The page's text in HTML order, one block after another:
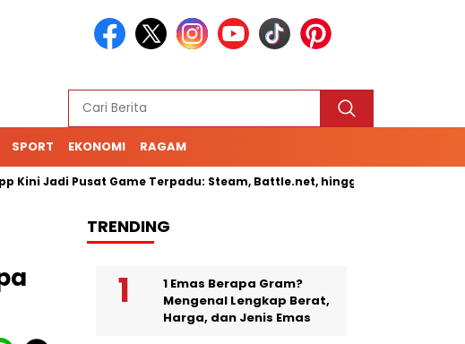
SPORT EKONOMI RAGAM
Pusat Game Terpadu: Steam, Battle.net, hingga Cloud Gaming
TRENDING
1 Emas Berapa Gram?
Mengenal Lengkap Berat,
Harga, dan Jenis Emas